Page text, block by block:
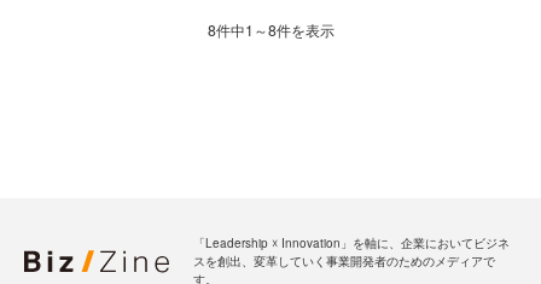
8件中1～8件を表示
「Leadership ☓ Innovation」を軸に、企業においてビジネ
スを創出、変革していく事業開発者のためのメディアで
す。